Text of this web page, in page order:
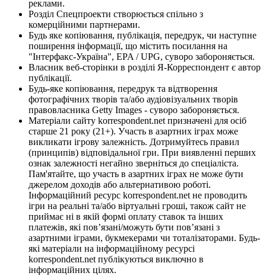
реклами.
Розділ Спецпроекти створюється спільно з
комерційними партнерами.
Будь яке копіювання, публікація, передрук, чи наступне
поширення інформації, що містить посилання на
"Інтерфакс-Україна", EPA / UPG, суворо забороняється.
Власник веб-сторінки в розділі Я-Корреспондент є автор
публікації.
Будь-яке копіювання, передрук та відтворення
фотографічних творів та/або аудіовізуальних творів
правовласника Getty Images - суворо забороняється.
Матеріали сайту korrespondent.net призначені для осіб
старше 21 року (21+). Участь в азартних іграх може
викликати ігрову залежність. Дотримуйтесь правил
(принципів) відповідальної гри. При виявленні перших
ознак залежності негайно зверніться до спеціаліста.
Пам'ятайте, що участь в азартних іграх не може бути
джерелом доходів або альтернативою роботі.
Інформаційний ресурс korrespondent.net не проводить
ігри на реальні та/або віртуальні гроші, також сайт не
приймає ні в якій формі оплату ставок та інших
платежів, які пов’язані/можуть бути пов’язані з
азартними іграми, букмекерами чи тоталізаторами. Будь-
які матеріали на інформаційному ресурсі
korrespondent.net публікуються виключно в
інформаційних цілях.